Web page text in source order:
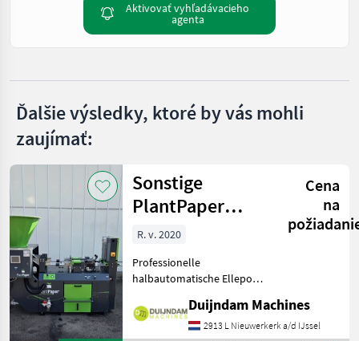
Aktivovať vyhľadávacieho
agenta
Ďalšie výsledky, ktoré by vás mohli
zaujímať:
Sonstige
PlantPaper
Semi-Automatic
Cena
na
R. v. 2020
Professionelle
halbautomatische Ellepot
Papiertopfmaschine mit 4
Produktionslinien, Baujahr
Duijndam Machines
2913 L Nieuwerkerk a/d IJssel